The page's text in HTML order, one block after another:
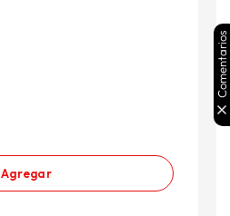
Agregar
Comentarios